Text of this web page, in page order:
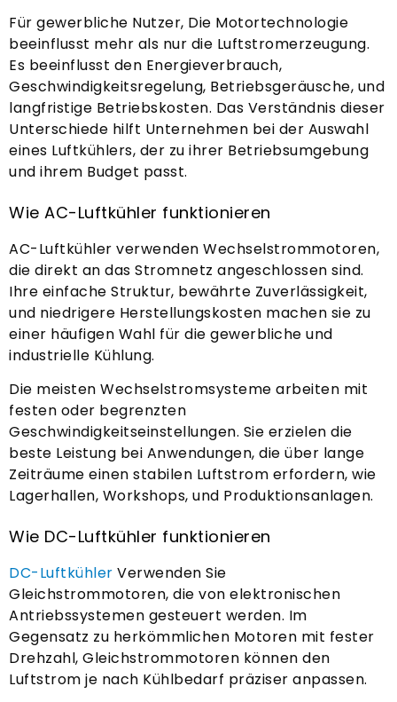
Für gewerbliche Nutzer, Die Motortechnologie
beeinflusst mehr als nur die Luftstromerzeugung.
Es beeinflusst den Energieverbrauch,
Geschwindigkeitsregelung, Betriebsgeräusche, und
langfristige Betriebskosten. Das Verständnis dieser
Unterschiede hilft Unternehmen bei der Auswahl
eines Luftkühlers, der zu ihrer Betriebsumgebung
und ihrem Budget passt.
Wie AC-Luftkühler funktionieren
AC-Luftkühler verwenden Wechselstrommotoren,
die direkt an das Stromnetz angeschlossen sind.
Ihre einfache Struktur, bewährte Zuverlässigkeit,
und niedrigere Herstellungskosten machen sie zu
einer häufigen Wahl für die gewerbliche und
industrielle Kühlung.
Die meisten Wechselstromsysteme arbeiten mit
festen oder begrenzten
Geschwindigkeitseinstellungen. Sie erzielen die
beste Leistung bei Anwendungen, die über lange
Zeiträume einen stabilen Luftstrom erfordern, wie
Lagerhallen, Workshops, und Produktionsanlagen.
Wie DC-Luftkühler funktionieren
DC-Luftkühler Verwenden Sie
Gleichstrommotoren, die von elektronischen
Antriebssystemen gesteuert werden. Im
Gegensatz zu herkömmlichen Motoren mit fester
Drehzahl, Gleichstrommotoren können den
Luftstrom je nach Kühlbedarf präziser anpassen.